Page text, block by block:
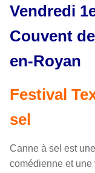
Vendredi
Couvent
en-Royan
Festival
sel
Canne à sel est
comédienne et